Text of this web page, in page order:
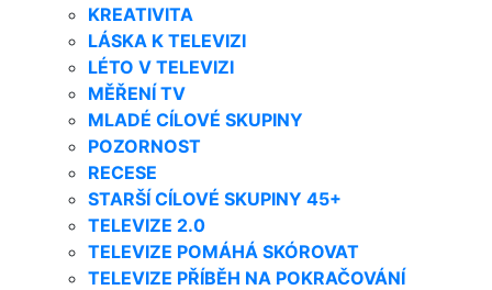
KREATIVITA
LÁSKA K TELEVIZI
LÉTO V TELEVIZI
MĚŘENÍ TV
MLADÉ CÍLOVÉ SKUPINY
POZORNOST
RECESE
STARŠÍ CÍLOVÉ SKUPINY 45+
TELEVIZE 2.0
TELEVIZE POMÁHÁ SKÓROVAT
TELEVIZE PŘÍBĚH NA POKRAČOVÁNÍ